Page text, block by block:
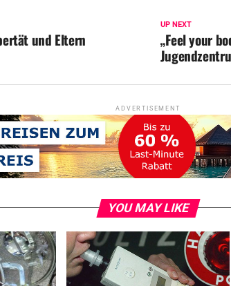
UP NEXT
„Feel your
und Eltern
ADVERTISEMENT
YOU MAY LIKE